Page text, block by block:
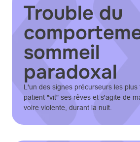
Trouble du
sommeil
paradoxal
L'un des signes précurseurs les
patient "vit" ses rêves et s'agite de
voire violente, durant la nuit.